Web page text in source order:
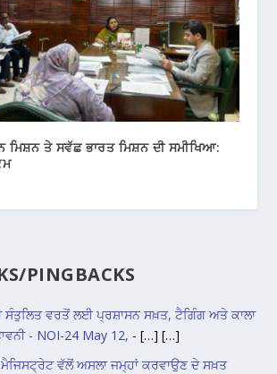
ਮਿਸ਼ਨ ਤੇ ਸਵੱਛ ਭਾਰਤ ਮਿਸ਼ਨ ਦੀ ਸਮੀਖਿਆ:
PINGBACKS
ਸੰਤੁਲਿਤ ਵਰਤੋਂ ਲਈ ਪ੍ਰਸ਼ਾਸਨ ਸਖ਼ਤ, ਟੈਗਿੰਗ ਅਤੇ ਕਾਲਾ
- NOI-24 May 12, - […] […]
ਮੈਜਿਸਟ੍ਰੇਟ ਵੱਲੋਂ ਅਸਲਾ ਜਮ੍ਹਾਂ ਕਰਵਾਉਣ ਦੇ ਸਖ਼ਤ